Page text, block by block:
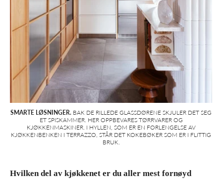
SMARTE LØSNINGER. BAK DE RILLEDE GLASSDØRENE SKJULER DET SEG
ET SPISKAMMER. HER OPPBEVARES TØRRVARER OG
KJØKKENMASKINER. I HYLLEN, SOM ER EN FORLENGELSE AV
KJØKKENBENKEN I TERRAZZO, STÅR DET KOKEBØKER SOM ER I FLITTIG
BRUK.
Hvilken del av kjøkkenet er du aller mest fornøyd